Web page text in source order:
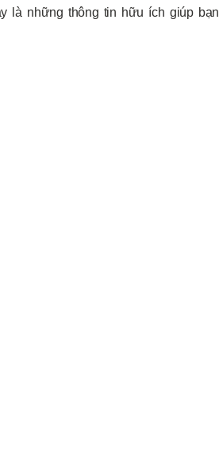
là những thông tin hữu ích giúp bạn